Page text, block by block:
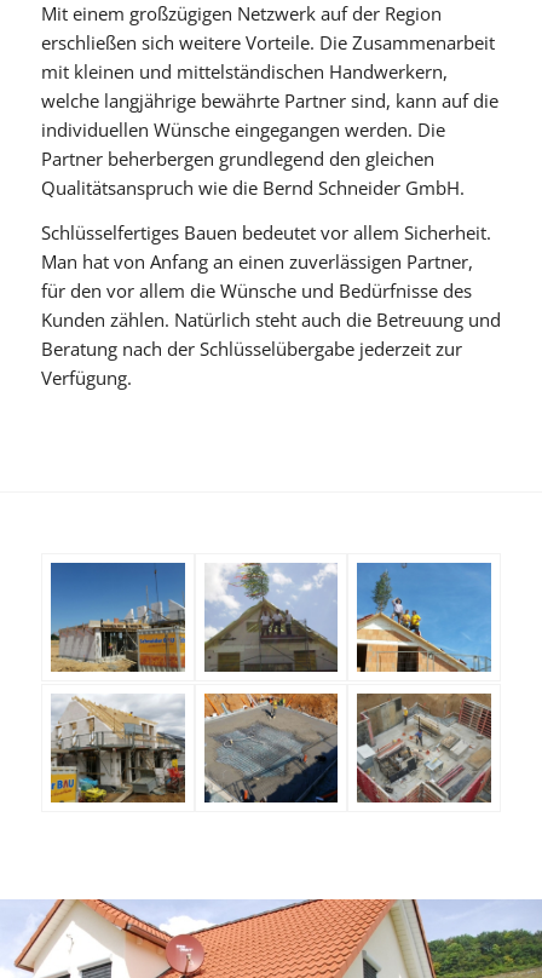
Mit einem großzügigen Netzwerk auf der Region
erschließen sich weitere Vorteile. Die Zusammenarbeit
mit kleinen und mittelständischen Handwerkern,
welche langjährige bewährte Partner sind, kann auf die
individuellen Wünsche eingegangen werden. Die
Partner beherbergen grundlegend den gleichen
Qualitätsanspruch wie die Bernd Schneider GmbH.
Schlüsselfertiges Bauen bedeutet vor allem Sicherheit.
Man hat von Anfang an einen zuverlässigen Partner,
für den vor allem die Wünsche und Bedürfnisse des
Kunden zählen. Natürlich steht auch die Betreuung und
Beratung nach der Schlüsselübergabe jederzeit zur
Verfügung.